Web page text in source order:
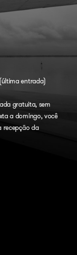
entrada)
gratuita, sem
a domingo, você
recepção da